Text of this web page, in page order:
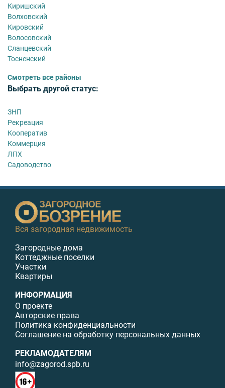
Киришский
Волховский
Кировский
Волосовский
Сланцевский
Тосненский
Смотреть все районы
Выбрать другой статус:
ЗНП
Рекреация
Кооператив
Коммерция
ЛПХ
Садоводство
Вся загородная недвижимость
Загородные дома
Коттеджные поселки
Участки
Квартиры
ИНФОРМАЦИЯ
О проекте
Авторские права
Политика конфиденциальности
Соглашение на обработку персональных данных
РЕКЛАМОДАТЕЛЯМ
info@zagorod.spb.ru